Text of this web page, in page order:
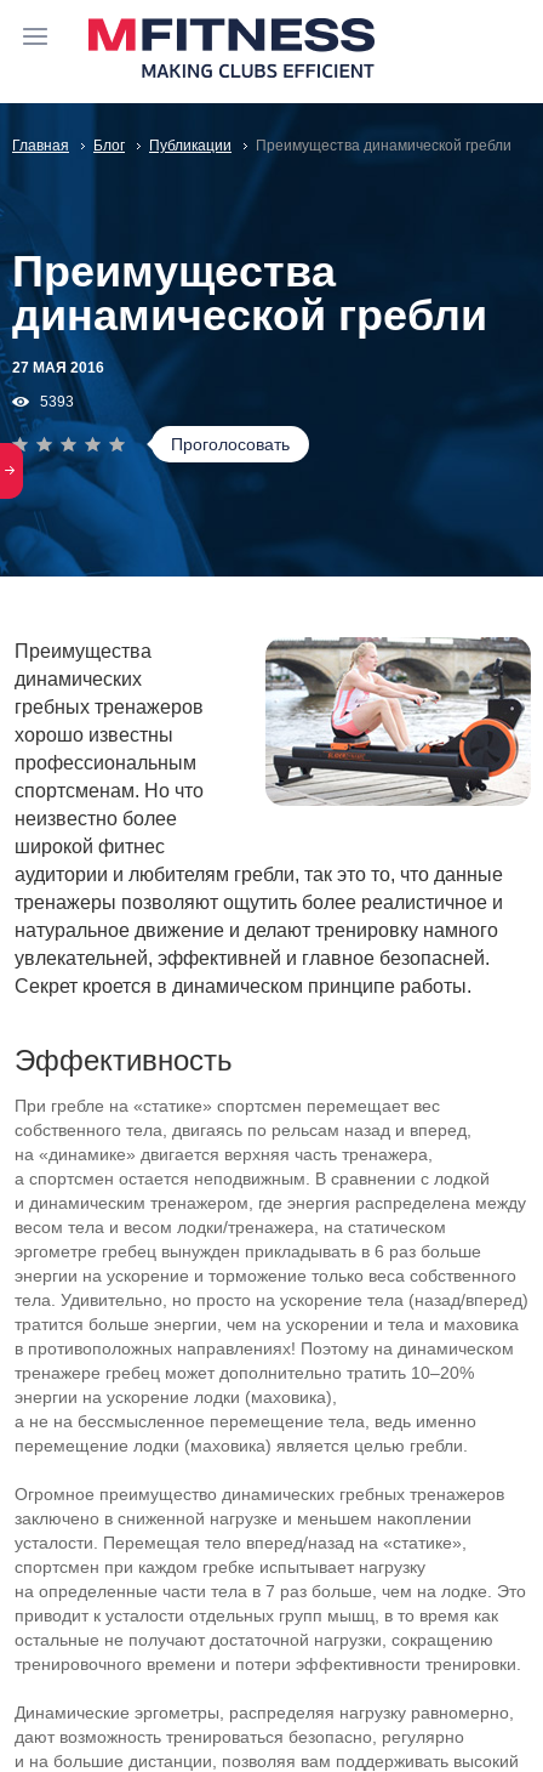
Главная Блог Публикации Преимущества динамической гребли
Преимущества
динамической гребли
27 МАЯ 2016
5393
Проголосовать
Преимущества
динамических
гребных тренажеров
хорошо известны
профессиональным
спортсменам. Но что
неизвестно более
широкой фитнес
аудитории и любителям гребли, так это то, что данные
тренажеры позволяют ощутить более реалистичное и
натуральное движение и делают тренировку намного
увлекательней, эффективней и главное безопасней.
Секрет кроется в динамическом принципе работы.
Эффективность
При гребле на «статике» спортсмен перемещает вес
собственного тела, двигаясь по рельсам назад и вперед,
на «динамике» двигается верхняя часть тренажера,
а спортсмен остается неподвижным. В сравнении с лодкой
и динамическим тренажером, где энергия распределена между
весом тела и весом лодки/тренажера, на статическом
эргометре гребец вынужден прикладывать в 6 раз больше
энергии на ускорение и торможение только веса собственного
тела. Удивительно, но просто на ускорение тела (назад/вперед)
тратится больше энергии, чем на ускорении и тела и маховика
в противоположных направлениях! Поэтому на динамическом
тренажере гребец может дополнительно тратить 10–20%
энергии на ускорение лодки (маховика),
а не на бессмысленное перемещение тела, ведь именно
перемещение лодки (маховика) является целью гребли.
Огромное преимущество динамических гребных тренажеров
заключено в сниженной нагрузке и меньшем накоплении
усталости. Перемещая тело вперед/назад на «статике»,
спортсмен при каждом гребке испытывает нагрузку
на определенные части тела в 7 раз больше, чем на лодке. Это
приводит к усталости отдельных групп мышц, в то время как
остальные не получают достаточной нагрузки, сокращению
тренировочного времени и потери эффективности тренировки.
Динамические эргометры, распределяя нагрузку равномерно,
дают возможность тренироваться безопасно, регулярно
и на большие дистанции, позволяя вам поддерживать высокий